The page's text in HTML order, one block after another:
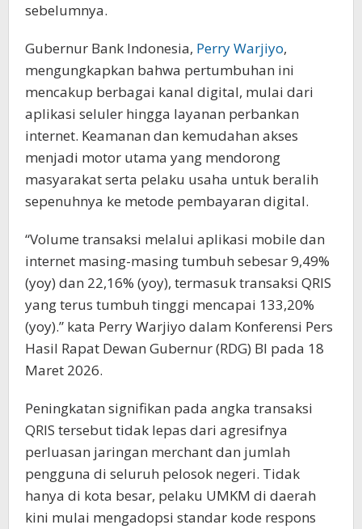
sebelumnya.
Gubernur Bank Indonesia, Perry Warjiyo,
mengungkapkan bahwa pertumbuhan ini
mencakup berbagai kanal digital, mulai dari
aplikasi seluler hingga layanan perbankan
internet. Keamanan dan kemudahan akses
menjadi motor utama yang mendorong
masyarakat serta pelaku usaha untuk beralih
sepenuhnya ke metode pembayaran digital.
“Volume transaksi melalui aplikasi mobile dan
internet masing-masing tumbuh sebesar 9,49%
(yoy) dan 22,16% (yoy), termasuk transaksi QRIS
yang terus tumbuh tinggi mencapai 133,20%
(yoy).” kata Perry Warjiyo dalam Konferensi Pers
Hasil Rapat Dewan Gubernur (RDG) BI pada 18
Maret 2026.
Peningkatan signifikan pada angka transaksi
QRIS tersebut tidak lepas dari agresifnya
perluasan jaringan merchant dan jumlah
pengguna di seluruh pelosok negeri. Tidak
hanya di kota besar, pelaku UMKM di daerah
kini mulai mengadopsi standar kode respons